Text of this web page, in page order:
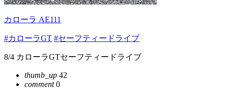
カローラ AE111
#カローラGT #セーフティードライブ
8/4 カローラGTセーフティードライブ
thumb_up 42
comment0